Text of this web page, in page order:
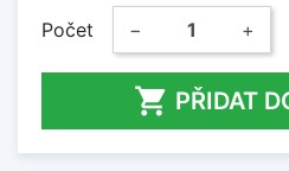
Počet − +
 PŘIDAT